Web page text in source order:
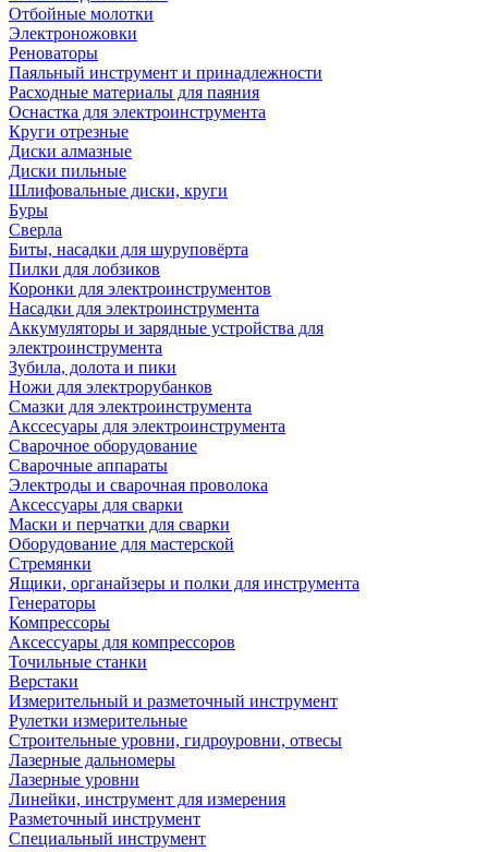
Отбойные молотки
Электроножовки
Реноваторы
Паяльный инструмент и принадлежности
Расходные материалы для паяния
Оснастка для электроинструмента
Круги отрезные
Диски алмазные
Диски пильные
Шлифовальные диски, круги
Буры
Сверла
Биты, насадки для шуруповёрта
Пилки для лобзиков
Коронки для электроинструментов
Насадки для электроинструмента
Аккумуляторы и зарядные устройства для
электроинструмента
Зубила, долота и пики
Ножи для электрорубанков
Смазки для электроинструмента
Акссесуары для электроинструмента
Сварочное оборудование
Сварочные аппараты
Электроды и сварочная проволока
Аксессуары для сварки
Маски и перчатки для сварки
Оборудование для мастерской
Стремянки
Ящики, органайзеры и полки для инструмента
Генераторы
Компрессоры
Аксессуары для компрессоров
Точильные станки
Верстаки
Измерительный и разметочный инструмент
Рулетки измерительные
Строительные уровни, гидроуровни, отвесы
Лазерные дальномеры
Лазерные уровни
Линейки, инструмент для измерения
Разметочный инструмент
Специальный инструмент